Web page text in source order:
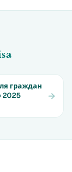
граждан
2025